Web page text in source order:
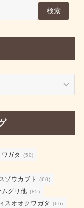
検索
ガタ (50)
ゾウカブト (60)
グリ他 (85)
スオオクワガタ (66)